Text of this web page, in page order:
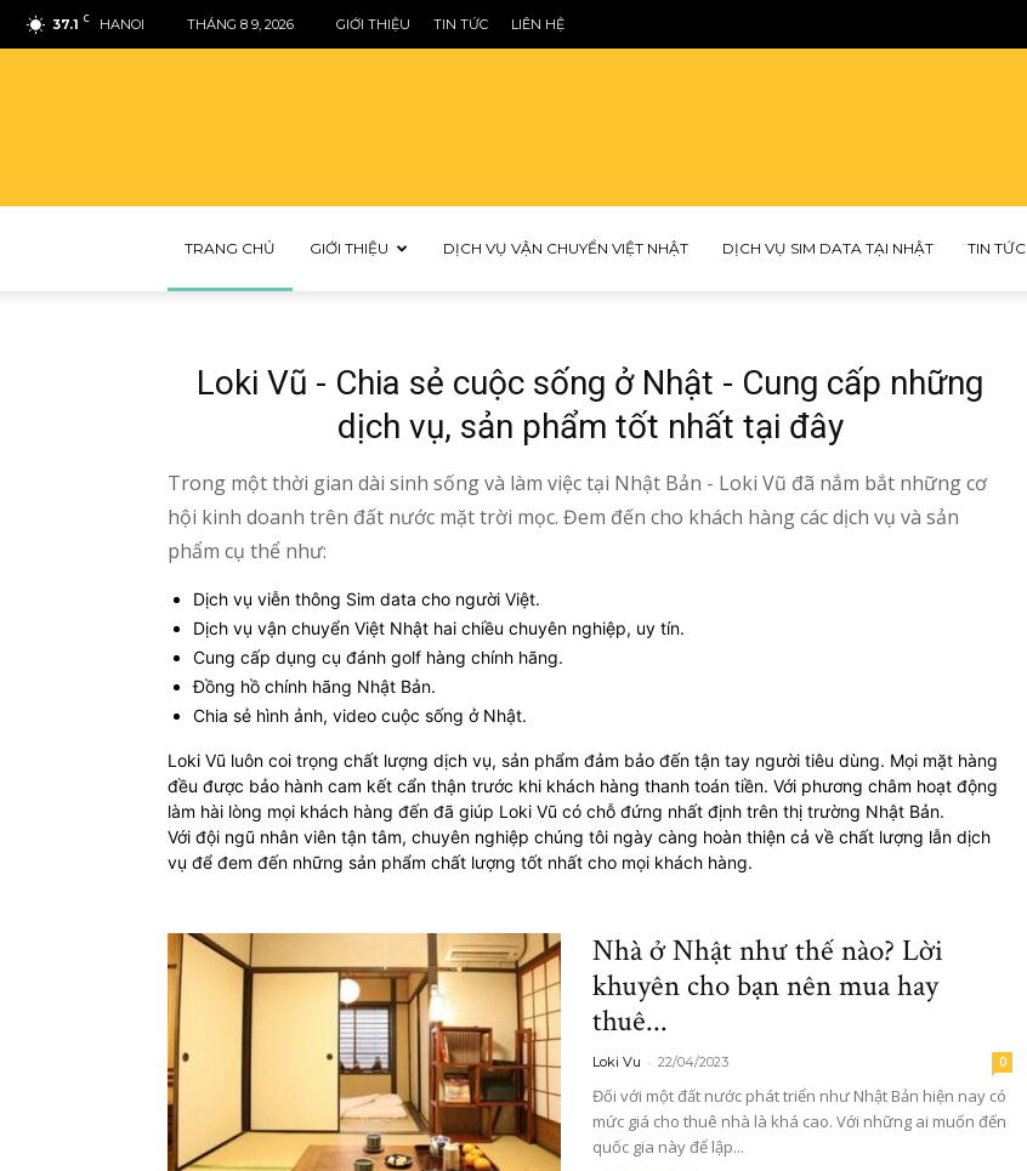
37.1 C HANOI THÁNG 8 9, 2026 GIỚI THIỆU TIN TỨC LIÊN HỆ
Loki
–
sống
người
TRANG CHỦ GIỚI THIỆU DỊCH VỤ VẬN CHUYỂN VIỆT NHẬT DỊCH VỤ SIM DATA TẠI NHẬT TIN TỨC
Loki Vũ - Chia sẻ cuộc sống ở Nhật - Cung cấp những
dịch vụ, sản phẩm tốt nhất tại đây
Trong một thời gian dài sinh sống và làm việc tại Nhật Bản - Loki Vũ đã nắm bắt những cơ
hội kinh doanh trên đất nước mặt trời mọc. Đem đến cho khách hàng các dịch vụ và sản
phẩm cụ thể như:
Dịch vụ viễn thông Sim data cho người Việt.
Dịch vụ vận chuyển Việt Nhật hai chiều chuyên nghiệp, uy tín.
Cung cấp dụng cụ đánh golf hàng chính hãng.
Đồng hồ chính hãng Nhật Bản.
Chia sẻ hình ảnh, video cuộc sống ở Nhật.
Loki Vũ luôn coi trọng chất lượng dịch vụ, sản phẩm đảm bảo đến tận tay người tiêu dùng. Mọi mặt hàng
đều được bảo hành cam kết cẩn thận trước khi khách hàng thanh toán tiền. Với phương châm hoạt động
làm hài lòng mọi khách hàng đến đã giúp Loki Vũ có chỗ đứng nhất định trên thị trường Nhật Bản.
Với đội ngũ nhân viên tận tâm, chuyên nghiệp chúng tôi ngày càng hoàn thiện cả về chất lượng lẫn dịch
vụ để đem đến những sản phẩm chất lượng tốt nhất cho mọi khách hàng.
Nhà ở Nhật như thế nào? Lời
khuyên cho bạn nên mua hay
thuê...
Loki Vu - 22/04/2023 0
Đối với một đất nước phát triển như Nhật Bản hiện nay có
mức giá cho thuê nhà là khá cao. Với những ai muốn đến
quốc gia này để lập...